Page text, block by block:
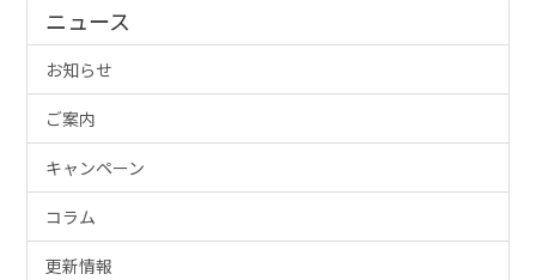
ニュース
お知らせ
ご案内
キャンペーン
コラム
更新情報